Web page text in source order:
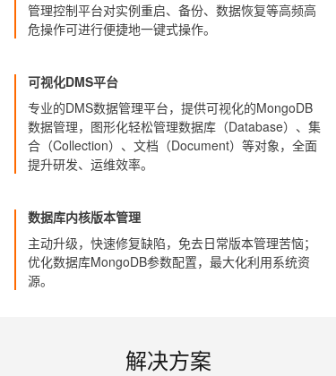
管理控制平台对实例重启、备份、数据恢复等高频高
危操作可进行便捷地一键式操作。
可视化DMS平台
专业的DMS数据管理平台，提供可视化的MongoDB
数据管理，图形化轻松管理数据库（Database）、集
合（Collection）、文档（Document）等对象，全面
提升研发、运维效率。
数据库内核版本管理
主动升级，快速修复缺陷，免去日常版本管理苦恼；
优化数据库MongoDB参数配置，最大化利用系统资
源。
解决方案